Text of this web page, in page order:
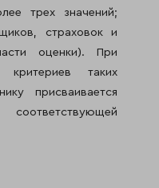
трех значений;
страховок и
оценки). При
таких
присваивается